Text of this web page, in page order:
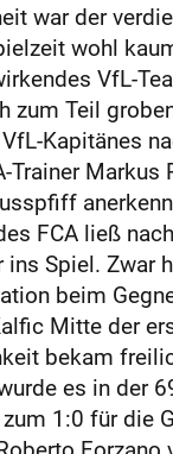
war der
wohl
VfL-
Teil
Kapitänes
FCA ließ
Spiel. Zwar
beim
Mitte der
bekam
es in der
1:0 für